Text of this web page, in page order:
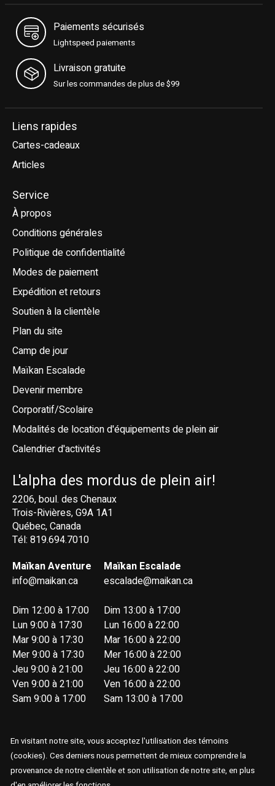
Paiements sécurisés
Lightspeed paiements
Livraison gratuite
Sur les commandes de plus de $99
Liens rapides
Cartes-cadeaux
Articles
Service
À propos
Conditions générales
Politique de confidentialité
Modes de paiement
Expédition et retours
Soutien à la clientèle
Plan du site
Camp de jour
Maïkan Escalade
Devenir membre
Corporatif/Scolaire
Modalités de location d'équipements de plein air
Calendrier d'activités
L'alpha des mordus de plein air!
2206, boul. des Chenaux
Trois-Rivières, G9A 1A1
Québec, Canada
Tél: 819.694.7010
Maïkan Aventure
info@maikan.ca
Dim 12:00 à 17:00
Lun 9:00 à 17:30
Mar 9:00 à 17:30
Mer 9:00 à 17:30
Jeu 9:00 à 21:00
Ven 9:00 à 21:00
Sam 9:00 à 17:00
Maïkan Escalade
escalade@maikan.ca
Dim 13:00 à 17:00
Lun 16:00 à 22:00
Mar 16:00 à 22:00
Mer 16:00 à 22:00
Jeu 16:00 à 22:00
Ven 16:00 à 22:00
Sam 13:00 à 17:00
En visitant notre site, vous acceptez l'utilisation des témoins
(cookies). Ces derniers nous permettent de mieux comprendre la
provenance de notre clientèle et son utilisation de notre site, en plus